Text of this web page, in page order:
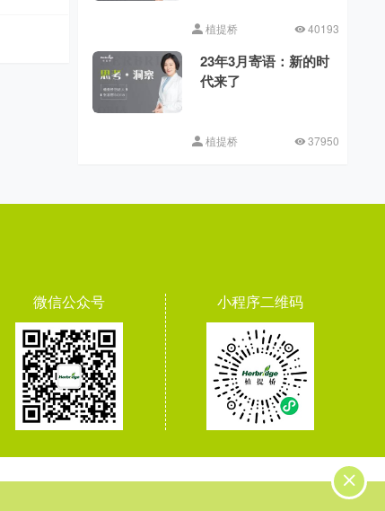
植提桥 40193
23年3月寄语：新的时
代来了
植提桥 37950
微信公众号 小程序二维码